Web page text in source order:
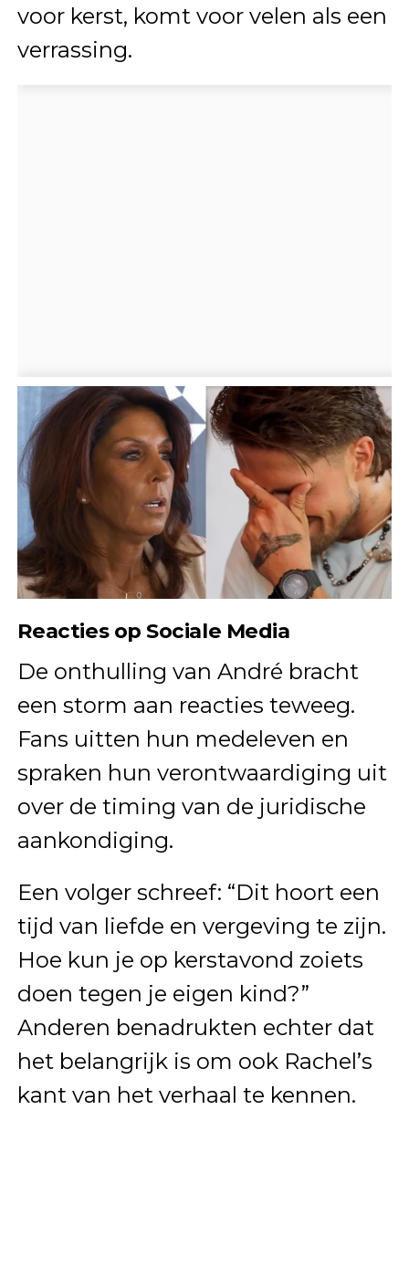
voor kerst, komt voor velen als een
verrassing.
Reacties op Sociale Media
De onthulling van André bracht
een storm aan reacties teweeg.
Fans uitten hun medeleven en
spraken hun verontwaardiging uit
over de timing van de juridische
aankondiging.
Een volger schreef: “Dit hoort een
tijd van liefde en vergeving te zijn.
Hoe kun je op kerstavond zoiets
doen tegen je eigen kind?”
Anderen benadrukten echter dat
het belangrijk is om ook Rachel’s
kant van het verhaal te kennen.